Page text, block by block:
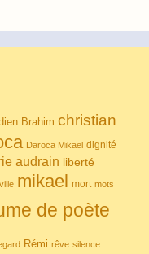
Brahim christian
Daroca Mikael dignité
audrain liberté
mikael mort mots
de poète
Rémi rêve silence